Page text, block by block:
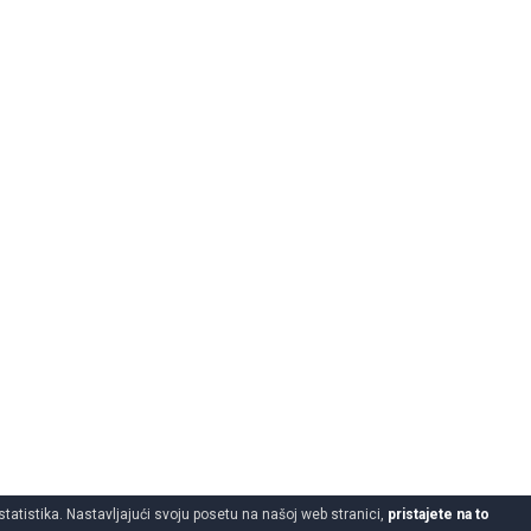
Nastavljajući svoju posetu na našoj web stranici, pristajete na to